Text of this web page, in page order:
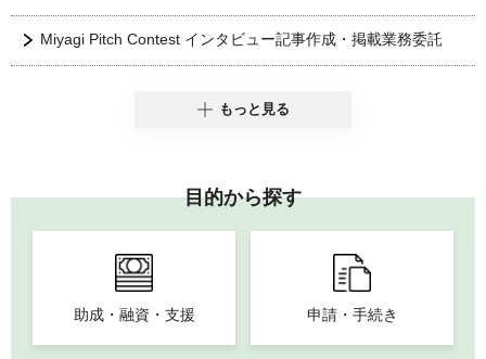
Miyagi Pitch Contest インタビュー記事作成・掲載業務委託
もっと見る
目的から探す
助成・融資・支援 申請・手続き